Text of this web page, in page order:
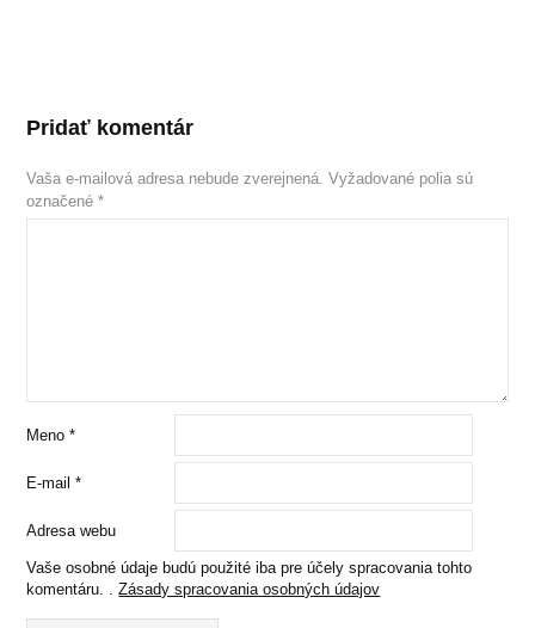
Pridať komentár
Vaša e-mailová adresa nebude zverejnená. Vyžadované polia sú
označené*
Meno*
E-mail*
Adresa webu
Vaše osobné údaje budú použité iba pre účely spracovania tohto
komentáru. . Zásady spracovania osobných údajov